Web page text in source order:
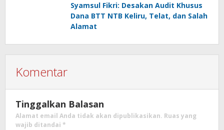
Syamsul Fikri: Desakan Audit Khusus
Dana BTT NTB Keliru, Telat, dan Salah
Alamat
Komentar
Tinggalkan Balasan
Alamat email Anda tidak akan dipublikasikan. Ruas yang
wajib ditandai *